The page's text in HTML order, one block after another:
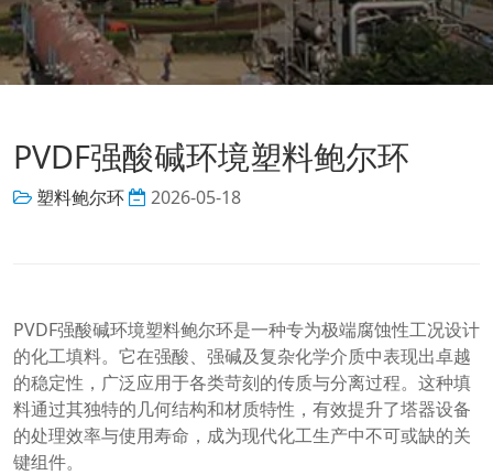
PVDF强酸碱环境塑料鲍尔环
塑料鲍尔环 2026-05-18
PVDF强酸碱环境塑料鲍尔环是一种专为极端腐蚀性工况设计
的化工填料。它在强酸、强碱及复杂化学介质中表现出卓越
的稳定性，广泛应用于各类苛刻的传质与分离过程。这种填
料通过其独特的几何结构和材质特性，有效提升了塔器设备
的处理效率与使用寿命，成为现代化工生产中不可或缺的关
键组件。